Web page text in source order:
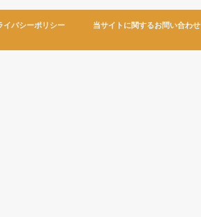
イバシーポリシー 当サイトに関するお問い合わせ